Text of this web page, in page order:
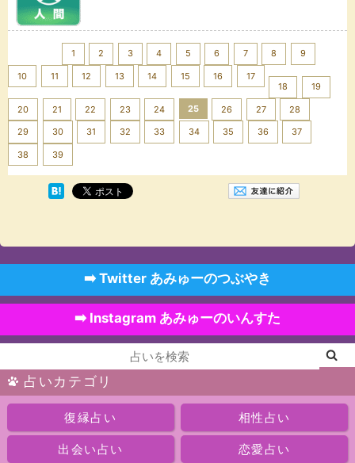
1 2 3 4 5 6 7 8 9
10 11 12 13 14 15 16
17
18
19
20 21 22 23 24 25 26 27 28
29 30 31 32 33 34 35 36 37
38 39
➡️ Twitter あみゅーのつぶやき
➡️ Instagram あみゅーのいんすた
占いカテゴリ
復縁占い 相性占い
出会い占い 恋愛占い